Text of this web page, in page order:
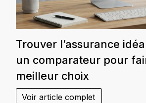
Trouver l’assurance
un comparateur pour
meilleur choix
Voir article complet